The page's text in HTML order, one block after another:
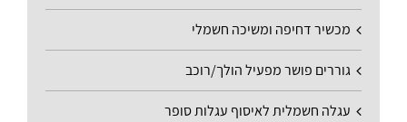
מכשיר דחיפה ומשיכה חשמלי
גוררים פושר מפעיל הולך/רוכב
עגלה חשמלית לאיסוף עגלות סופר